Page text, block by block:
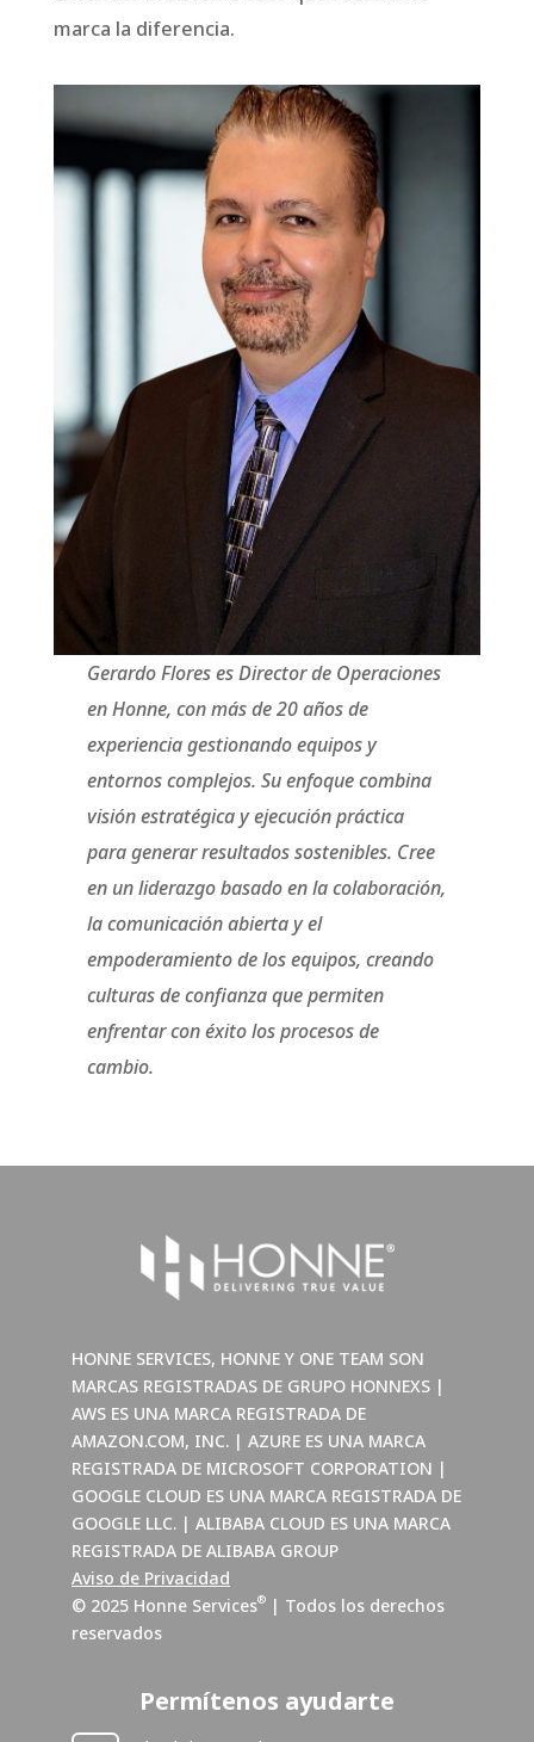
marca la diferencia.
Gerardo Flores es Director de Operaciones
en Honne, con más de 20 años de
experiencia gestionando equipos y
entornos complejos. Su enfoque combina
visión estratégica y ejecución práctica
para generar resultados sostenibles. Cree
en un liderazgo basado en la colaboración,
la comunicación abierta y el
empoderamiento de los equipos, creando
culturas de confianza que permiten
enfrentar con éxito los procesos de
cambio.
HONNE SERVICES, HONNE Y ONE TEAM SON
MARCAS REGISTRADAS DE GRUPO HONNEXS |
AWS ES UNA MARCA REGISTRADA DE
AMAZON.COM, INC. | AZURE ES UNA MARCA
REGISTRADA DE MICROSOFT CORPORATION |
GOOGLE CLOUD ES UNA MARCA REGISTRADA DE
GOOGLE LLC. | ALIBABA CLOUD ES UNA MARCA
REGISTRADA DE ALIBABA GROUP
Aviso de Privacidad
© 2025 Honne Services® | Todos los derechos
reservados
Permítenos ayudarte